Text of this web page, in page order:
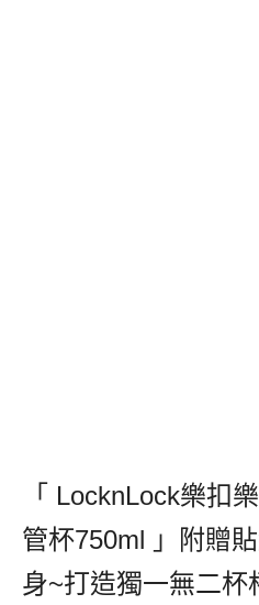
「 LocknLock樂扣
管杯750ml 」附贈
身~打造獨一無二杯